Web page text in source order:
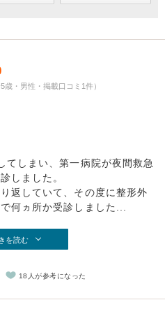
・男性・掲載口コミ1件）
てしまい、第一病院が夜間救急
しました。
返していて、その度に整形外
何ヵ所か受診しました...
を読む
18人が参考になった